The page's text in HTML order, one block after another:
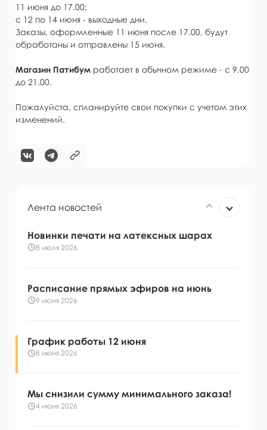
11 июня до 17.00;
с 12 по 14 июня - выходные дни.
Заказы, оформленные 11 июня после 17.00, будут
обработаны и отправлены 15 июня.
Магазин Патибум работает в обычном режиме - с 9.00
до 21.00.
Пожалуйста, спланируйте свои покупки с учетом этих
изменений.
Лента новостей
Новинки печати на латексных шарах
8 июля 2026
Расписание прямых эфиров на июнь
9 июня 2026
График работы 12 июня
8 июня 2026
Мы снизили сумму минимального заказа!
4 июня 2026